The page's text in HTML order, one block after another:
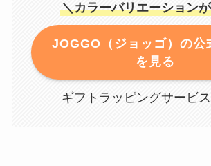
＼カラーバリエーション
JOGGO（ジョッゴ）の公
を見る
ギフトラッピングサービス